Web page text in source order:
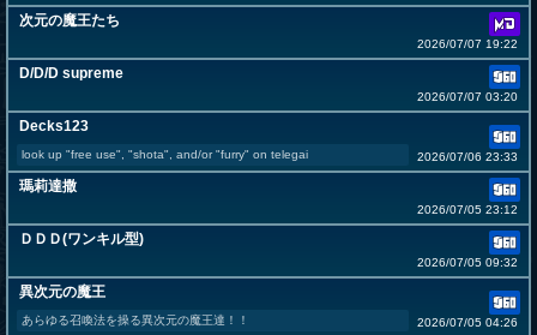
次元の魔王たち
2026/07/07 19:22
D/D/D supreme
2026/07/07 03:20
Decks123
look up "free use", "shota", and/or "furry" on telegai 2026/07/06 23:33
瑪莉達撒
2026/07/05 23:12
ＤＤＤ(ワンキル型)
2026/07/05 09:32
異次元の魔王
あらゆる召喚法を操る異次元の魔王達！！ 2026/07/05 04:26